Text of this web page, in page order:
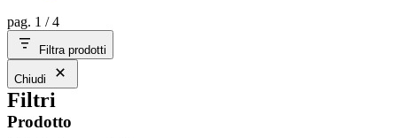
pag. 1 / 4
Filtra prodotti
Chiudi
Filtri
Prodotto